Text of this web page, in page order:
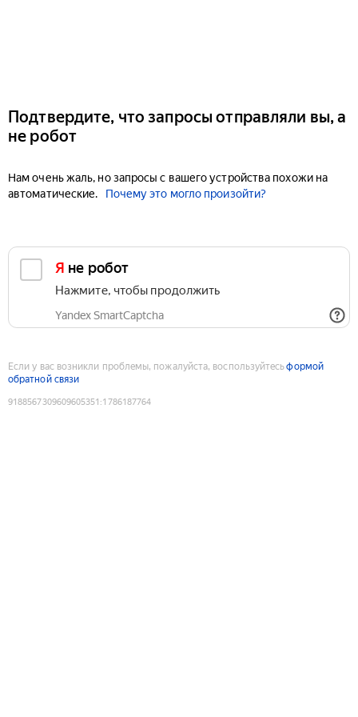
Подтвердите, что запросы отправляли вы, а
не робот
Нам очень жаль, но запросы с вашего устройства похожи на
автоматические.
Почему это могло произойти?
Я не робот
Нажмите, чтобы продолжить
Yandex SmartCaptcha
Если у вас возникли проблемы, пожалуйста, воспользуйтесьформой
обратной связи
9188567309609605351 :1786187764